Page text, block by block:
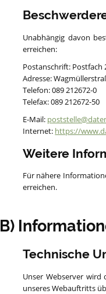
Unabhängig davon
erreichen:
Postanschrift: Postfach
Adresse:
Telefon: 089 212672-0
Telefax: 089 212672-50
E-Mail:
Internet: https://
Weitere
Für nähere
erreichen.
B)
Technische
Unser Webserver wird
unseres Webauftritts